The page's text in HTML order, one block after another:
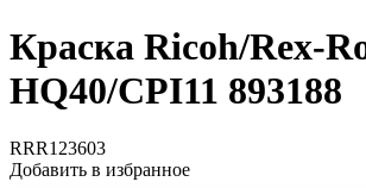
Краска Ricoh/Rex-
HQ40/CPI11 893188
RRR123603
Добавить в избранное